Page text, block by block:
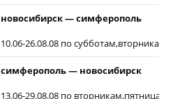
новосибирск — симферополь
10.06-26.08.08 по субботам,вторникам
симферополь — новосибирск
13.06-29.08.08 по вторникам,пятницам